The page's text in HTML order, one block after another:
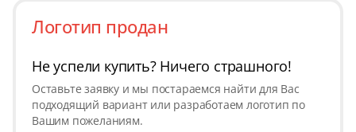
Логотип продан
Не успели купить? Ничего страшного!
Оставьте заявку и мы постараемся найти для Вас
подходящий вариант или разработаем логотип по
Вашим пожеланиям.